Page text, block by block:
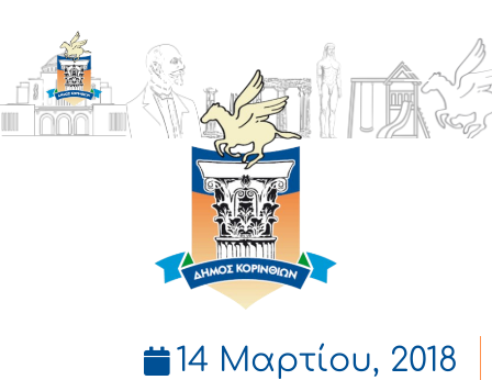
ΔΗΜΟΣ
ΚΟΡΙΝΘΙΩΝ
14 Μαρτίου, 2018